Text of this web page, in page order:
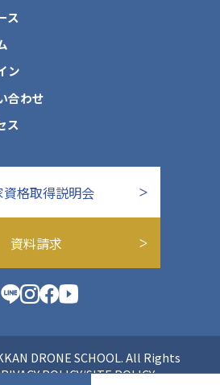
ス
ン
合わせ
ス
資格取得説明会
資料請求
DRONE SCHOOL. All Rights
POLICY/SITE POLICY